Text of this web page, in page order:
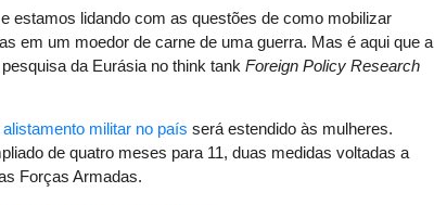
estamos lidando com as questões de como mobilizar
em um moedor de carne de uma guerra. Mas é aqui que a
da Eurásia no think tank Foreign Policy Research
alistamento militar no país será estendido às mulheres.
de quatro meses para 11, duas medidas voltadas a
Forças Armadas.